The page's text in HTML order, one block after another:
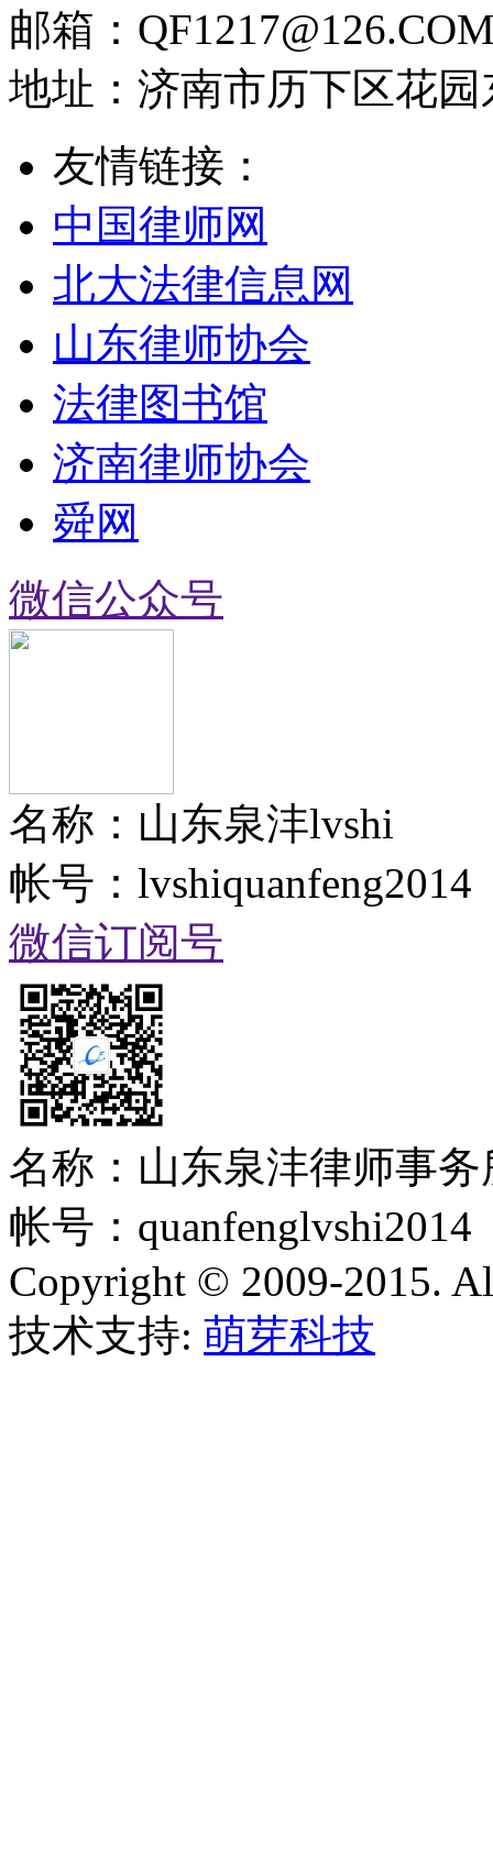
邮箱：
地址：济南市历下区花
友情链接：
中国律师网
北大法律信息网
山东律师协会
法律图书馆
济南律师协会
舜网
微信公众号
名称：山东泉沣lvshi
帐号：lvshiquanfeng2014
微信订阅号
名称：山东泉沣律师事务
帐号：quanfenglvshi2014
Copyright © 2009-2015.
技术支持: 萌芽科技